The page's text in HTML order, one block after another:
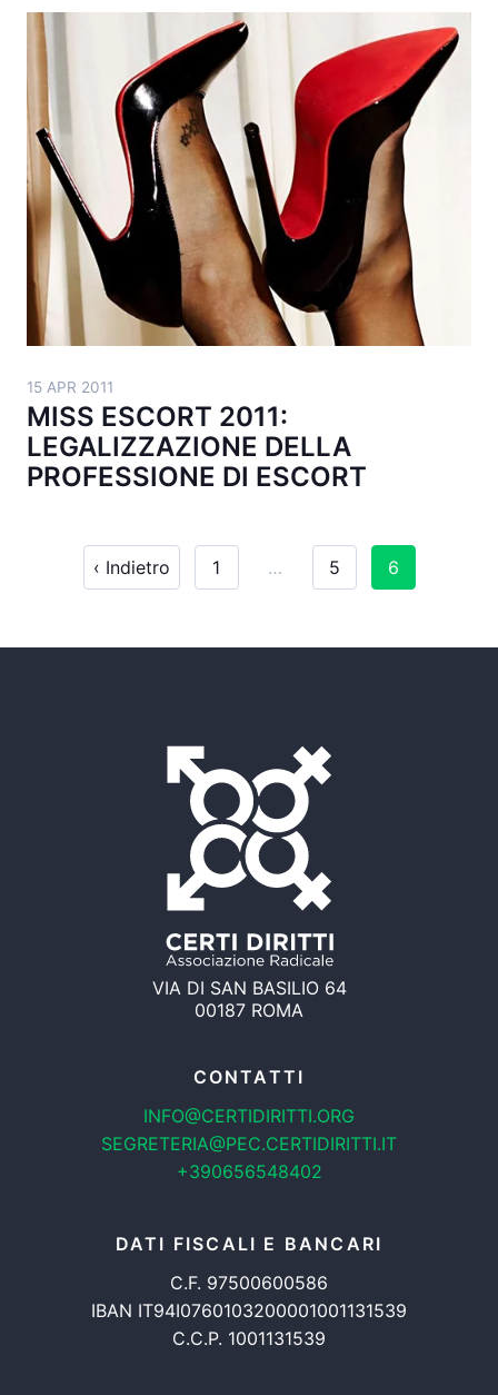
15 APR 2011
MISS ESCORT 2011:
LEGALIZZAZIONE DELLA
PROFESSIONE DI ESCORT
‹ Indietro 1 … 5 6
VIA DI SAN BASILIO 64
00187 ROMA
CONTATTI
INFO@CERTIDIRITTI.ORG
SEGRETERIA@PEC.CERTIDIRITTI.IT
+390656548402
DATI FISCALI E BANCARI
C.F. 97500600586
IBAN IT94I0760103200001001131539
C.C.P. 1001131539